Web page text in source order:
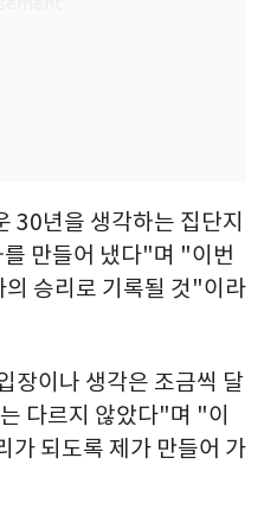
30년을 생각하는 집단지
만들어 냈다"며 "이번
승리로 기록될 것"이라
장이나 생각은 조금씩 달
다르지 않았다"며 "이
가 되도록 제가 만들어 가